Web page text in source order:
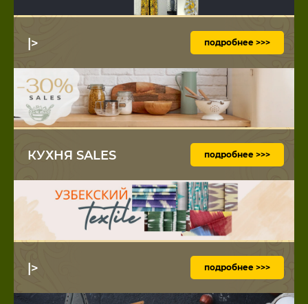
|> подробнее >>>
КУХНЯ SALES подробнее >>>
|> подробнее >>>